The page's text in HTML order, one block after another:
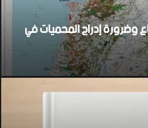
وضرورة إدراج المحميات في